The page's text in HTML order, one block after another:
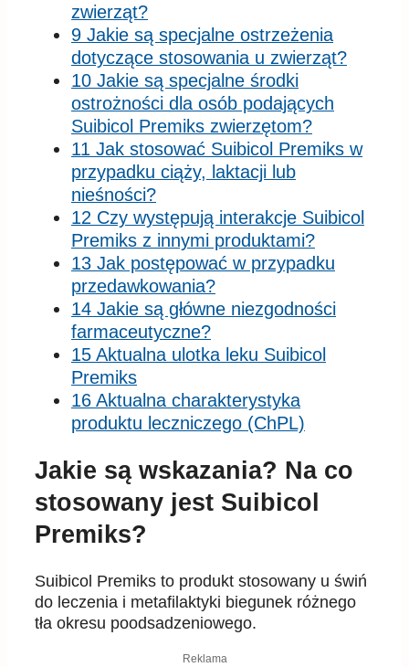
zwierząt?
9 Jakie są specjalne ostrzeżenia
dotyczące stosowania u zwierząt?
10 Jakie są specjalne środki
ostrożności dla osób podających
Suibicol Premiks zwierzętom?
11 Jak stosować Suibicol Premiks w
przypadku ciąży, laktacji lub
nieśności?
12 Czy występują interakcje Suibicol
Premiks z innymi produktami?
13 Jak postępować w przypadku
przedawkowania?
14 Jakie są główne niezgodności
farmaceutyczne?
15 Aktualna ulotka leku Suibicol
Premiks
16 Aktualna charakterystyka
produktu leczniczego (ChPL)
Jakie są wskazania? Na co
stosowany jest Suibicol
Premiks?
Suibicol Premiks to produkt stosowany u świń
do leczenia i metafilaktyki biegunek różnego
tła okresu poodsadzeniowego.
Reklama